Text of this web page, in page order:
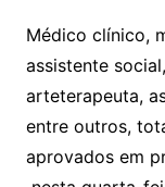
at
s
A
p
p
c
e
b
o
o
Médico clínico,
assistente
arteterapeuta,
entre outros,
aprovados em